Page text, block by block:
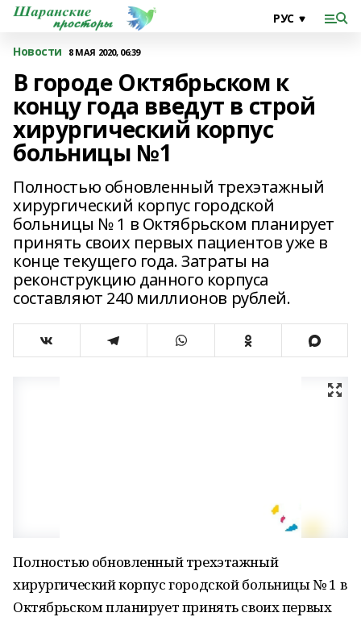
Новости 8 МАЯ 2020, 06:39
В городе Октябрьском к
концу года введут в строй
хирургический корпус
больницы №1
Полностью обновленный трехэтажный
хирургический корпус городской
больницы № 1 в Октябрьском планирует
принять своих первых пациентов уже в
конце текущего года. Затраты на
реконструкцию данного корпуса
составляют 240 миллионов рублей.
Полностью обновленный трехэтажный
хирургический корпус городской больницы № 1 в
Октябрьском планирует принять своих первых